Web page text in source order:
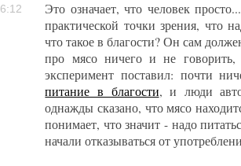
Это означает, что человек
практической точки зрения, что
что такое в благости? Он сам
про мясо ничего и не
эксперимент поставил: почти
питание в благости, и люди
однажды сказано, что мясо
понимает, что значит - надо
начали отказываться от